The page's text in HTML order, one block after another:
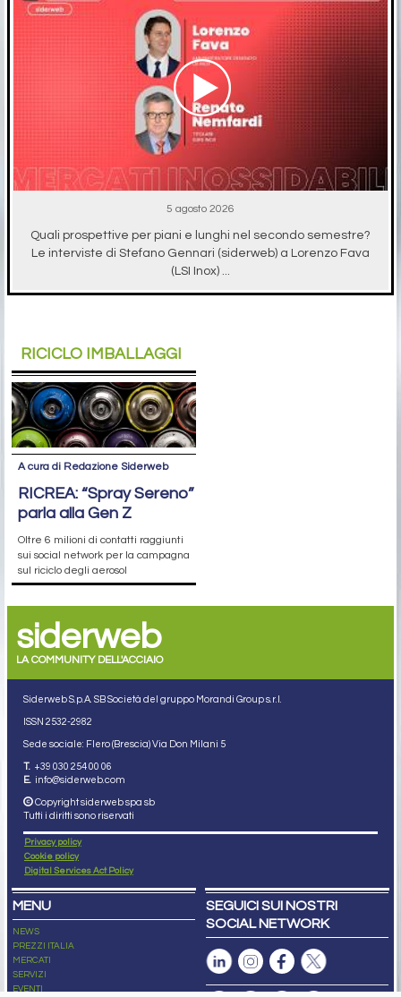
5 agosto 2026
Quali prospettive per piani e lunghi nel secondo semestre?
Le interviste di Stefano Gennari (siderweb) a Lorenzo Fava
(LSI Inox) ...
RICICLO IMBALLAGGI
A cura di Redazione Siderweb
RICREA: “Spray Sereno”
parla alla Gen Z
Oltre 6 milioni di contatti raggiunti
sui social network per la campagna
sul riciclo degli aerosol
siderweb
LA COMMUNITY DELL'ACCIAIO
Siderweb S.p.A. SB Società del gruppo Morandi Group s.r.l.
ISSN 2532-2982
Sede sociale: Flero (Brescia) Via Don Milani 5
T. +39 030 254 00 06
E. info@siderweb.com
Copyright siderweb spa sb
Tutti i diritti sono riservati
Privacy policy
Cookie policy
Digital Services Act Policy
MENU
NEWS
PREZZI ITALIA
MERCATI
SERVIZI
EVENTI
SEGUICI SUI NOSTRI
SOCIAL NETWORK